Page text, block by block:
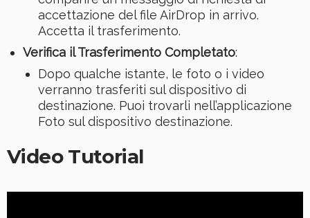
accettazione del file AirDrop in arrivo.
Accetta il trasferimento.
Verifica il Trasferimento Completato:
Dopo qualche istante, le foto o i video
verranno trasferiti sul dispositivo di
destinazione. Puoi trovarli nell’applicazione
Foto sul dispositivo destinazione.
Video Tutorial